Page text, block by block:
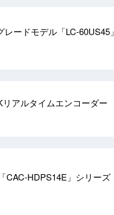
ードモデル「LC-60US45」
アルタイムエンコーダー
CAC-HDPS14E」シリーズ